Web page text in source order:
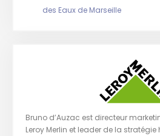
des Eaux de Marseille
Bruno d’Auzac est directeur
Leroy Merlin et leader de la